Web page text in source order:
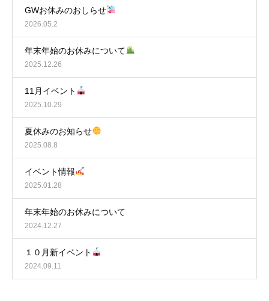
GWお休みのおしらせ
2026.05.2
年末年始のお休みについて
2025.12.26
11月イベント
2025.10.29
夏休みのお知らせ
2025.08.8
イベント情報
2025.01.28
年末年始のお休みについて
2024.12.27
１０月新イベント
2024.09.11